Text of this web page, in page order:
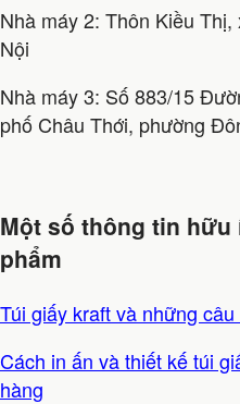
Nhà máy 2: Thôn Kiều
Nội
Nhà máy 3: Số 883/15
phố Châu Thới, phường
Một số thông tin
phẩm
Túi giấy kraft và những
Cách in ấn và thiết kế túi
hàng